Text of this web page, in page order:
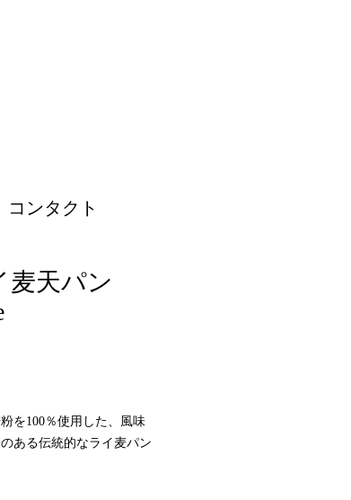
コンタクト
麦天パン
を100％使用した、風味
ある伝統的なライ麦パン
、食物繊維やミネラルも